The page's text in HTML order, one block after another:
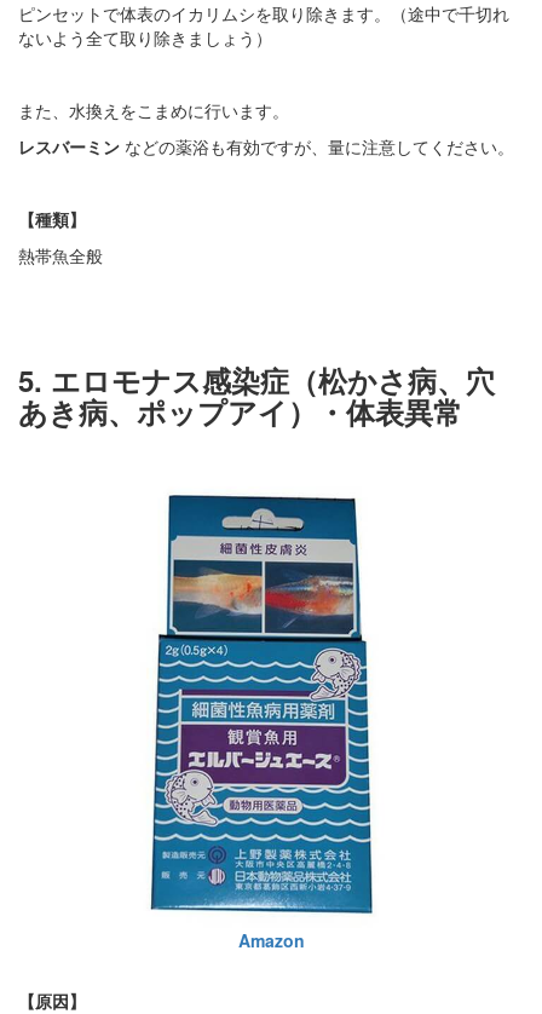
ピンセットで体表のイカリムシを取り除きます。（途中で千切れ
ないよう全て取り除きましょう）
また、水換えをこまめに行います。
レスバーミン などの薬浴も有効ですが、量に注意してください。
【種類】
熱帯魚全般
5. エロモナス感染症（松かさ病、穴
あき病、ポップアイ）・体表異常
Amazon
【原因】